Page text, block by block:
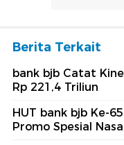
Berita Terkait
bank bjb Catat
Rp 221,4 Triliun
HUT bank bjb Ke-
Promo Spesial